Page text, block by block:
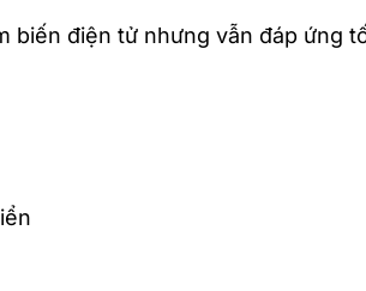
biến điện tử nhưng vẫn đáp ứng